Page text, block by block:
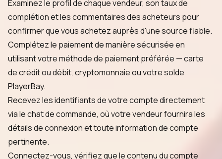
Examinez le profil de chaque vendeur, son taux de
complétion et les commentaires des acheteurs pour
confirmer que vous achetez auprès d'une source fiable.
Complétez le paiement de manière sécurisée en
utilisant votre méthode de paiement préférée — carte
de crédit ou débit, cryptomonnaie ou votre solde
PlayerBay.
Recevez les identifiants de votre compte directement
via le chat de commande, où votre vendeur fournira les
détails de connexion et toute information de compte
pertinente.
Connectez-vous, vérifiez que le contenu du compte